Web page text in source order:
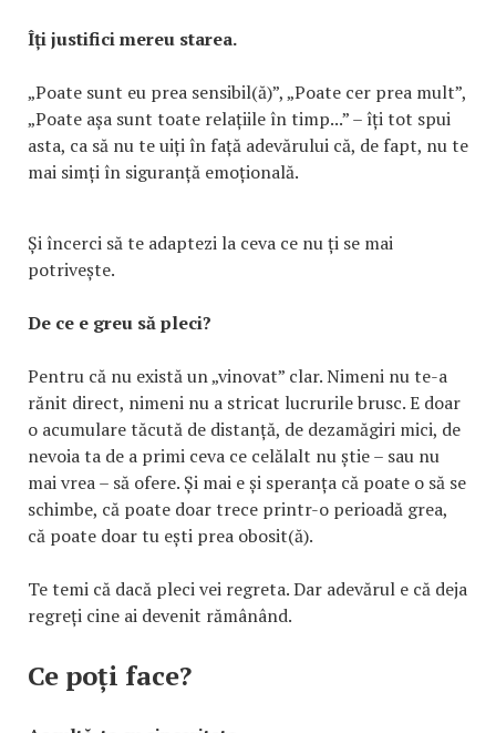
Îți justifici mereu starea.
„Poate sunt eu prea sensibil(ă)”, „Poate cer prea mult”,
„Poate așa sunt toate relațiile în timp...” – îți tot spui
asta, ca să nu te uiți în față adevărului că, de fapt, nu te
mai simți în siguranță emoțională.
Și încerci să te adaptezi la ceva ce nu ți se mai
potrivește.
De ce e greu să pleci?
Pentru că nu există un „vinovat” clar. Nimeni nu te-a
rănit direct, nimeni nu a stricat lucrurile brusc. E doar
o acumulare tăcută de distanță, de dezamăgiri mici, de
nevoia ta de a primi ceva ce celălalt nu știe – sau nu
mai vrea – să ofere. Și mai e și speranța că poate o să se
schimbe, că poate doar trece printr-o perioadă grea,
că poate doar tu ești prea obosit(ă).
Te temi că dacă pleci vei regreta. Dar adevărul e că deja
regreți cine ai devenit rămânând.
Ce poți face?